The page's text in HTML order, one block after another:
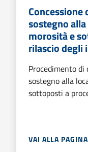
sostegno
morosità e
rilascio degli
Procedimento
sostegno alla
sottoposti a
VAI ALLA PAGINA